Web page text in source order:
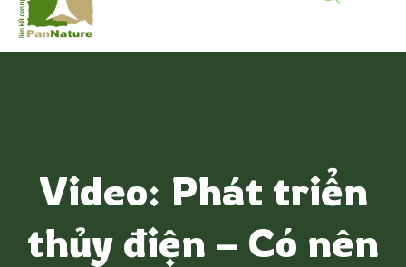
Video: Phát triển
thủy điện – Có nên